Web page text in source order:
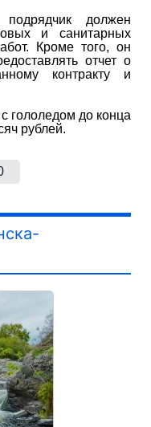
должен
и санитарных
Кроме того, он
отчет о
контракту и
гололедом до конца
рублей.